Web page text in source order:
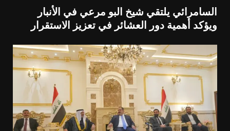
السامرائي يلتقي شيخ البو مرعي في الأنبار
ويؤكد أهمية دور العشائر في تعزيز الاستقرار